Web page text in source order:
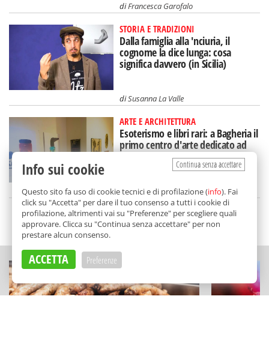
diFrancesca Garofalo
STORIA E TRADIZIONI
Dalla famiglia alla 'nciuria, il
cognome la dice lunga: cosa
significa davvero (in Sicilia)
diSusanna La Valle
ARTE E ARCHITETTURA
Esoterismo e libri rari: a Bagheria il
primo centro d'arte dedicato ad
Aleister Crowley
diRedazione
SCELTO DA BALARM
Continua senza accettare
Info sui cookie
Questo sito fa uso di cookie tecnici e di profilazione (info). Fai
click su "Accetta" per dare il tuo consenso a tutti i cookie di
profilazione, altrimenti vai su "Preferenze" per scegliere quali
approvare. Clicca su "Continua senza accettare" per non
prestare alcun consenso.
ACCETTA Preferenze